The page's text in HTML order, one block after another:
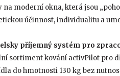
na moderní okna, která jsou
účinnost, individualitu a
příjemný systém pro
sortiment kování activPilot pro
do hmotnosti 130 kg bez